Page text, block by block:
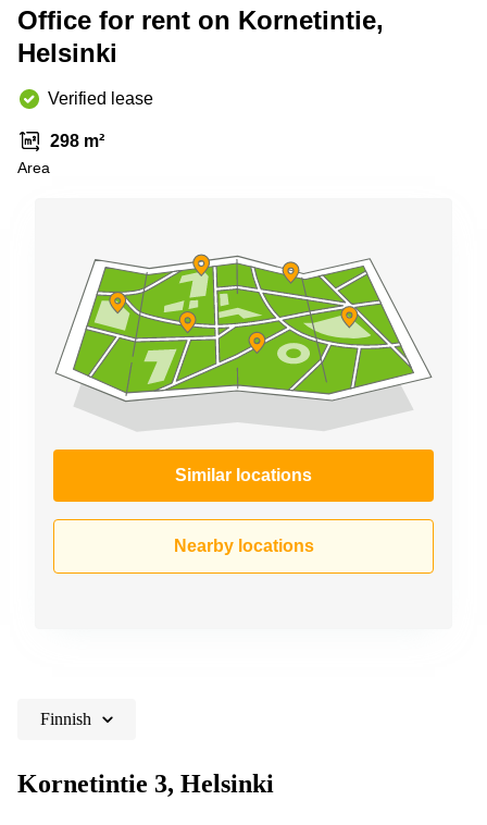
Copenhagen
Leases
Frankfurt
Commercial
Leases
Commercial
Leases
Budapest
Commercial
Leases
Istanbul
Shanghai
Saudi
Colombia
Office for rent on Kornetintie,
Helsinki
Verified lease
298 m²
Area
Similar locations
Nearby locations
Finnish
Kornetintie 3, Helsinki